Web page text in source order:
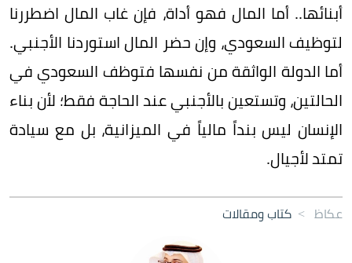
أبنائها.. أما المال فهو أداة، فإن غاب المال اضطررنا
لتوظيف السعودي، وإن حضر المال استوردنا الأجنبي.
أما الدولة الواثقة من نفسها فتوظف السعودي في
الحالتين، وتستعين بالأجنبي عند الحاجة فقط؛ لأن بناء
الإنسان ليس بنداً مالياً في الميزانية، بل مع سيادة
تمتد لأجيال.
عكاظ > كتاب ومقالات